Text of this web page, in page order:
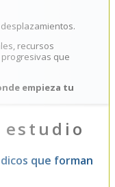
recursos
progresivas que
empieza tu
estudio
que forman